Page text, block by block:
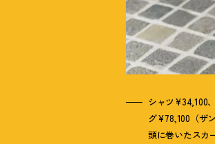
シャツ¥34,100
グ¥78,100（ザ
頭に巻いたスカ